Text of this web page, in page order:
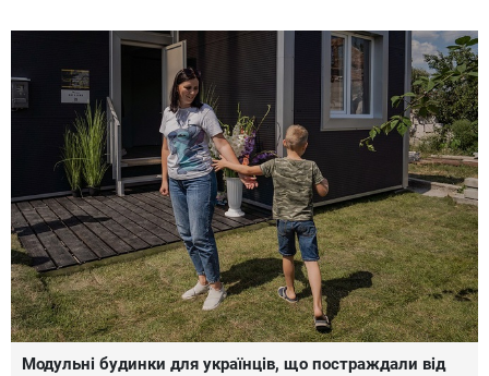
Модульні будинки для українців, що постраждали від